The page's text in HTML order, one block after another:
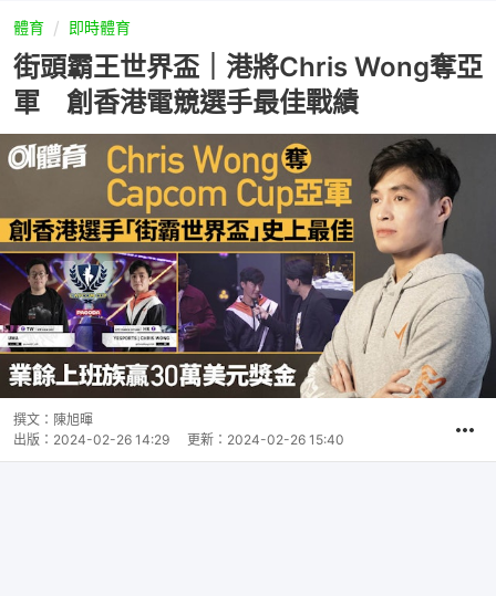
體育 即時體育
街頭霸王世界盃｜港將Chris Wong奪亞
軍 創香港電競選手最佳戰績
撰文： 陳旭暉
出版： 2024-02-26 14:29 更新： 2024-02-26 15:40